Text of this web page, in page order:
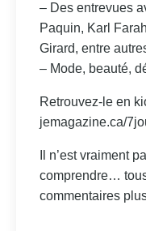
– Des entrevues
Paquin, Karl
Girard, entre
– Mode, beauté,
Retrouvez-le en
jemagazine.ca/
Il n’est vraiment
comprendre…
commentaires